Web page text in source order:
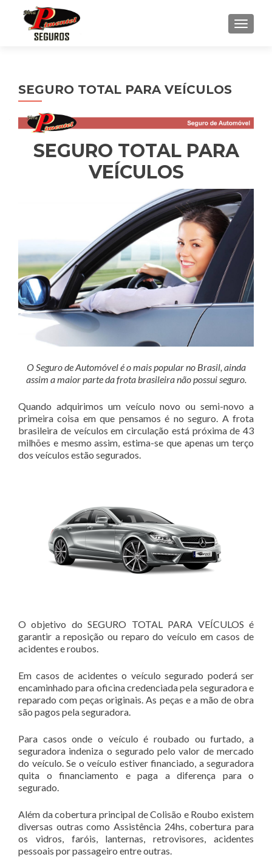
SEGURO TOTAL PARA VEÍCULOS
SEGURO TOTAL PARA
VEÍCULOS
O Seguro de Automóvel é o mais popular no Brasil, ainda
assim a maior parte da frota brasileira não possui seguro.
Quando adquirimos um veículo novo ou semi-novo a
primeira coisa em que pensamos é no seguro. A frota
brasileira de veículos em circulação está próxima de 43
milhões e mesmo assim, estima-se que apenas um terço
dos veículos estão segurados.
O objetivo do SEGURO TOTAL PARA VEÍCULOS é
garantir a reposição ou reparo do veículo em casos de
acidentes e roubos.
Em casos de acidentes o veículo segurado poderá ser
encaminhado para oficina credenciada pela seguradora e
reparado com peças originais. As peças e a mão de obra
são pagos pela seguradora.
Para casos onde o veículo é roubado ou furtado, a
seguradora indeniza o segurado pelo valor de mercado
do veículo. Se o veículo estiver financiado, a seguradora
quita o financiamento e paga a diferença para o
segurado.
Além da cobertura principal de Colisão e Roubo existem
diversas outras como Assistência 24hs, cobertura para
os vidros, faróis, lanternas, retrovisores, acidentes
pessoais por passageiro entre outras.